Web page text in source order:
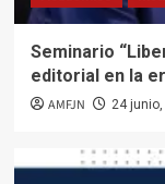
Seminario
editorial en la
AMFJN 24